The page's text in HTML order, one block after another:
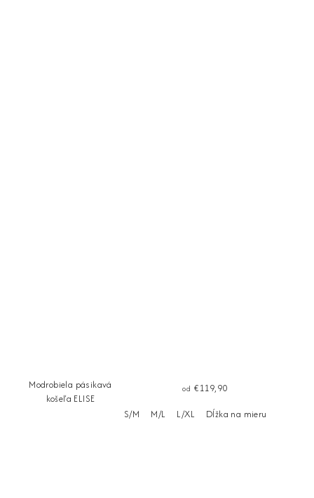
Modrobiela pásikavá
košeľa ELISE
od €119,90
S/M
M/L L/XL Dĺžka na mieru